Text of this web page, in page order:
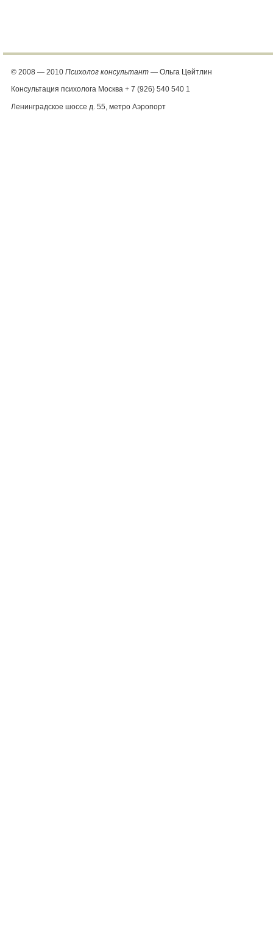
© 2008 — 2010 Психолог консультант — Ольга Цейтлин
Консультация психолога Москва + 7 (926) 540 540 1
Ленинградское шоссе д. 55, метро Аэропорт